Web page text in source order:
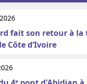
fait son retour à la
Côte d’Ivoire